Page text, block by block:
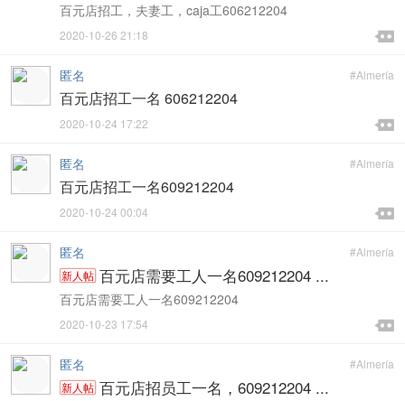
百元店招工，夫妻工，caja工606212204

2020-10-26 21:18 
#Almería
匿名
百元店招工一名 606212204

2020-10-24 17:22 
#Almería
匿名
百元店招工一名609212204

2020-10-24 00:04 
#Almería
匿名
新人帖 百元店需要工人一名609212204 ...
百元店需要工人一名609212204

2020-10-23 17:54 
#Almería
匿名
新人帖 百元店招员工一名，609212204 ...